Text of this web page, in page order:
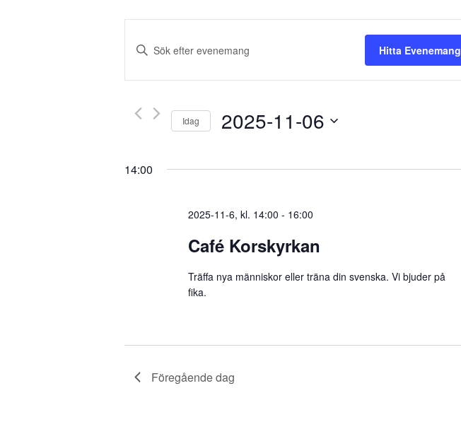
Evenemang
Search
Views
Navigation
Ange
nyckelord.
Evenemang
Hitta Evenemang
Idag 2025-11-06
14:00
2025-11-6, kl. 14:00 - 16:00
Café Korskyrkan
Träffa nya människor eller träna din svenska. Vi bjuder på
fika.
Föregående dag